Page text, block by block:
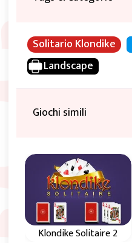
Solitario Klondike
Landscape
Giochi simili
Klondike Solitaire 2